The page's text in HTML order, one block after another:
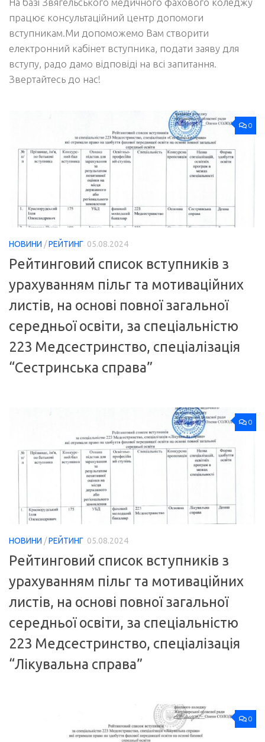
працює консультаційний центр допомоги
вступникам.Ми допоможемо Вам створити
електронний кабінет вступника, подати заяву для
вступу, радо дамо відповіді на всі запитання.
Звертайтесь до нас!
0
НОВИНИ /РЕЙТИНГ 05.08.2024
Рейтинговий список вступників з
урахуванням пільг та мотиваційних
листів, на основі повної загальної
середньої освіти, за спеціальністю
223 Медсестринство, спеціалізація
“Сестринська справа”
0
НОВИНИ /РЕЙТИНГ 05.08.2024
Рейтинговий список вступників з
урахуванням пільг та мотиваційних
листів, на основі повної загальної
середньої освіти, за спеціальністю
223 Медсестринство, спеціалізація
“Лікувальна справа”
0